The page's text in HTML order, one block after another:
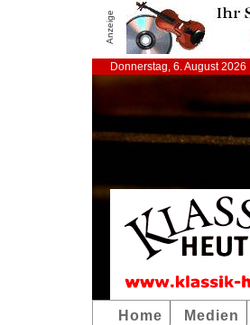
Anzeige
Donnerstag, 6. August 2026
Home Medien